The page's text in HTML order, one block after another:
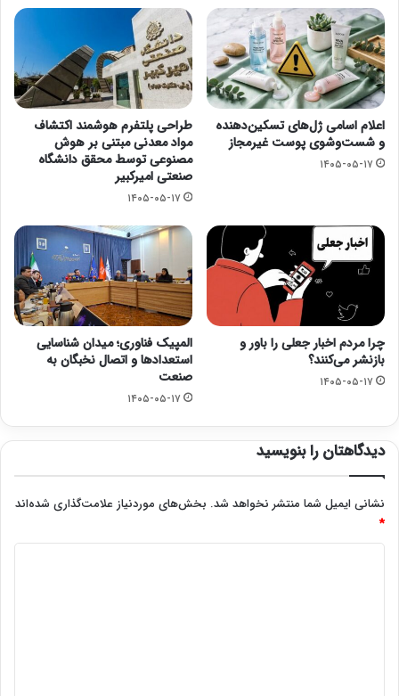
اعلام اسامی ژل‌های تسکین‌دهنده
و شست‌وشوی پوست غیرمجاز
۱۴۰۵-۰۵-۱۷
طراحی پلتفرم هوشمند اکتشاف
مواد معدنی مبتنی بر هوش
مصنوعی توسط محقق دانشگاه
صنعتی امیرکبیر
۱۴۰۵-۰۵-۱۷
چرا مردم اخبار جعلی را باور و
بازنشر می‌کنند؟
۱۴۰۵-۰۵-۱۷
المپیک فناوری؛ میدان شناسایی
استعدادها و اتصال نخبگان به
صنعت
۱۴۰۵-۰۵-۱۷
دیدگاهتان را بنویسید
نشانی ایمیل شما منتشر نخواهد شد. بخش‌های موردنیاز علامت‌گذاری شده‌اند
*